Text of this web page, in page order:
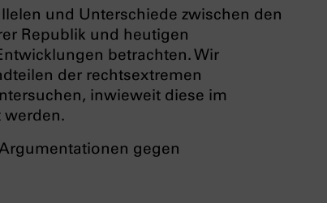
und Unterschiede zwischen den
Republik und heutigen
betrachten. Wir
der rechtsextremen
inwieweit diese im
werden.
gegen